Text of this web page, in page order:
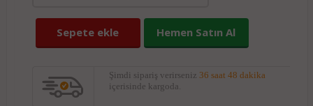
Sepete ekle Hemen Satın Al
Şimdi sipariş verirseniz 36 saat 48 dakika
içerisinde kargoda.